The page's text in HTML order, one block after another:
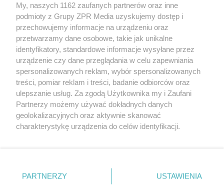
Żaden utwór zamieszczony w serwisie nie może być powielany i
rozpowszechniany lub dalej rozpowszechniany w jakikolwiek sposób (w
tym także elektroniczny lub mechaniczny) na jakimkolwiek polu
eksploatacji w jakiejkolwiek formie, włącznie z umieszczaniem w
Internecie bez pisemnej zgody właściciela praw. Jakiekolwiek użycie lub
wykorzystanie utworów w całości lub w części z naruszeniem prawa,
tzn. bez właściwej zgody, jest zabronione pod groźbą kary i może być
ścigane prawnie.
My, naszych 1162 zaufanych partnerów oraz inne
podmioty z Grupy ZPR Media uzyskujemy dostęp i
przechowujemy informacje na urządzeniu oraz
przetwarzamy dane osobowe, takie jak unikalne
identyfikatory, standardowe informacje wysyłane przez
urządzenie czy dane przeglądania w celu zapewniania
spersonalizowanych reklam, wybór spersonalizowanych
treści, pomiar reklam i treści, badanie odbiorców oraz
ulepszanie usług. Za zgodą Użytkownika my i Zaufani
Partnerzy możemy używać dokładnych danych
geolokalizacyjnych oraz aktywnie skanować
charakterystykę urządzenia do celów identyfikacji.
zmienić/wycofać klikając przycisk ustawień prywatności
znajdujący się w lewym dolnym rogu strony
PARTNERZY USTAWIENIA